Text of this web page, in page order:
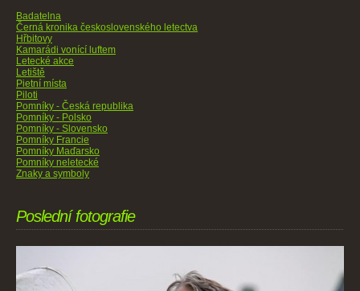
Badatelna
Černá kronika československého letectva
Hřbitovy
Kamarádi vonící luftem
Letecké akce
Letiště
Pietní místa
Piloti
Pomníky - Česká republika
Pomníky - Polsko
Pomníky - Slovensko
Pomníky Francie
Pomníky Maďarsko
Pomníky neletecké
Znaky a symboly
Poslední fotografie